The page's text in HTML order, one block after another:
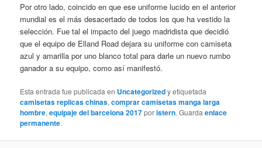
Por otro lado, coincido en que ese uniforme lucido en el anterior
mundial es el más desacertado de todos los que ha vestido la
selección. Fue tal el impacto del juego madridista que decidió
que el equipo de Elland Road dejara su uniforme con camiseta
azul y amarilla por uno blanco total para darle un nuevo rumbo
ganador a su equipo, como así manifestó.
Esta entrada fue publicada en Uncategorizedy etiquetada
camisetas replicas chinas,comprar camisetas manga larga
hombre,equipaje del barcelona 2017poristern. Guardaenlace
permanente.